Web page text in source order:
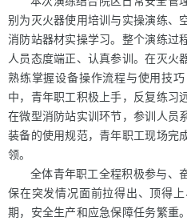
别为灭火器使用培训与实操演练、
消防站器材实操学习。整个演练过
人员态度端正、认真参训。在灭火
熟练掌握设备操作流程与使用技
中，青年职工积极上手，反复练习
在微型消防站实训环节，参训人员
装备的使用规范，青年职工现场完
领。
全体青年职工全程积极参与、
保在突发情况面前拉得出、顶得
期，安全生产和应急保障任务繁重